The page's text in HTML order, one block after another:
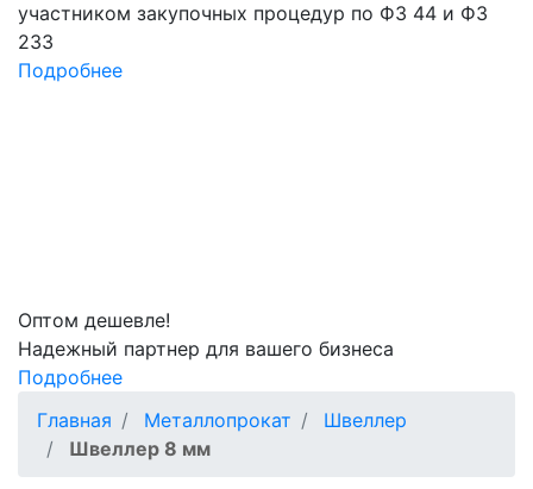
участником закупочных процедур по ФЗ 44 и ФЗ
233
Подробнее
Оптом дешевле!
Надежный партнер для вашего бизнеса
Подробнее
Главная
Металлопрокат
Швеллер
Швеллер 8 мм